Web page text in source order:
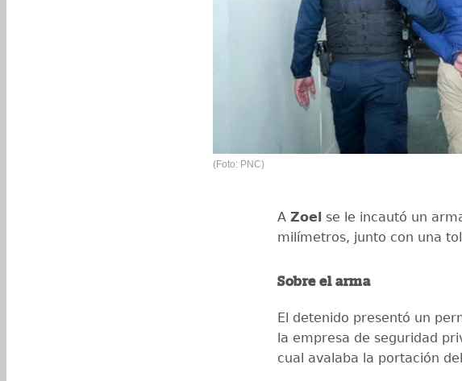
(Foto: PNC)
A Zoel se le incautó un
milímetros, junto con una
Sobre el arma
El detenido presentó un
la empresa de seguridad
cual avalaba la portación